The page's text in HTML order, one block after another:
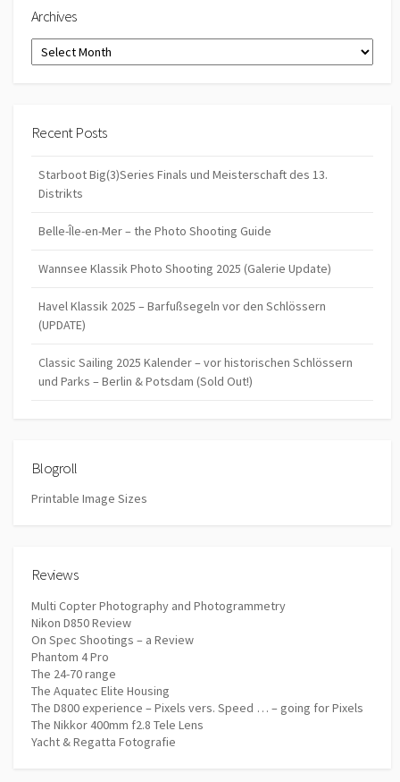
Archives
Archives
Recent Posts
Starboot Big(3)Series Finals und Meisterschaft des 13.
Distrikts
Belle-Île-en-Mer – the Photo Shooting Guide
Wannsee Klassik Photo Shooting 2025 (Galerie Update)
Havel Klassik 2025 – Barfußsegeln vor den Schlössern
(UPDATE)
Classic Sailing 2025 Kalender – vor historischen Schlössern
und Parks – Berlin & Potsdam (Sold Out!)
Blogroll
Printable Image Sizes
Reviews
Multi Copter Photography and Photogrammetry
Nikon D850 Review
On Spec Shootings – a Review
Phantom 4 Pro
The 24-70 range
The Aquatec Elite Housing
The D800 experience – Pixels vers. Speed … – going for Pixels
The Nikkor 400mm f2.8 Tele Lens
Yacht & Regatta Fotografie